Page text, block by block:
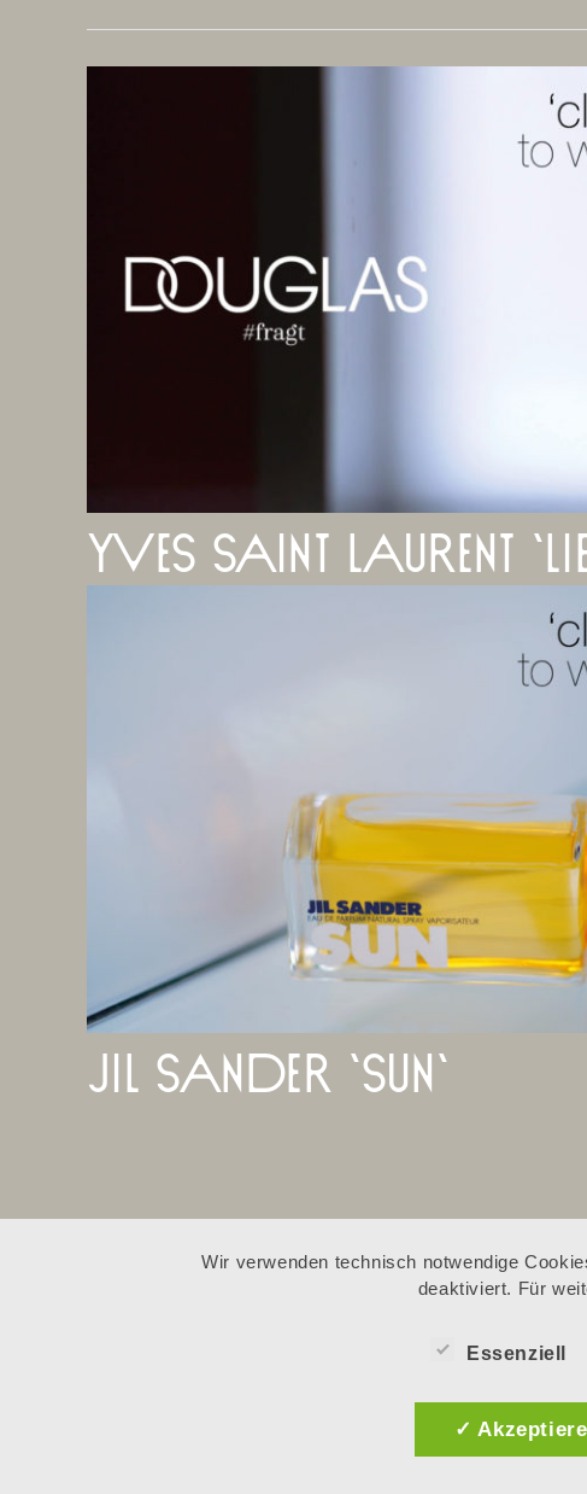
yves saint laurent
jil sander ‘sun‘
‘ss21 campaign
Wir verwenden technisch notwendige
deaktiviert. Für
Essenziell
✓